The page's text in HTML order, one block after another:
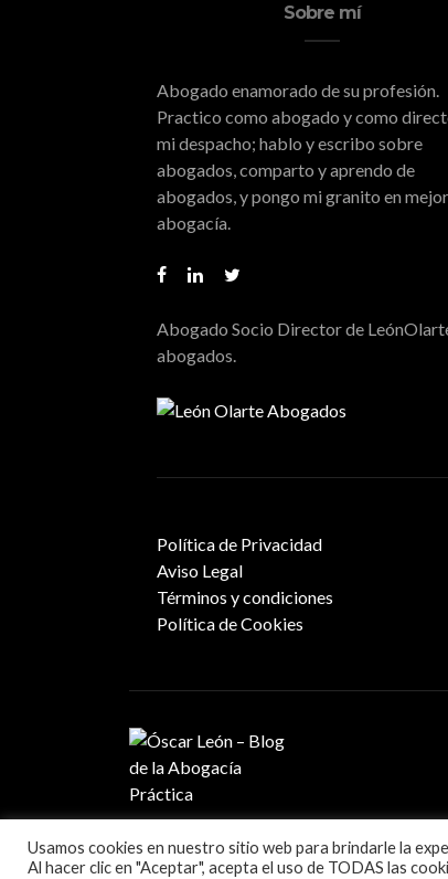
Sobre mí
Abogado enamorado de su profesión.
Practico como abogado y como
mi despacho; hablo y escribo sobre
abogados, comparto y aprendo de
abogados, y pongo mi granito en
abogacía.
Abogado Socio Director de
abogados.
Política de Privacidad
Aviso Legal
Términos y condiciones
Política de Cookies
Usamos cookies en nuestro sitio web para brindarle la
Al hacer clic en "Aceptar", acepta el uso de TODAS las